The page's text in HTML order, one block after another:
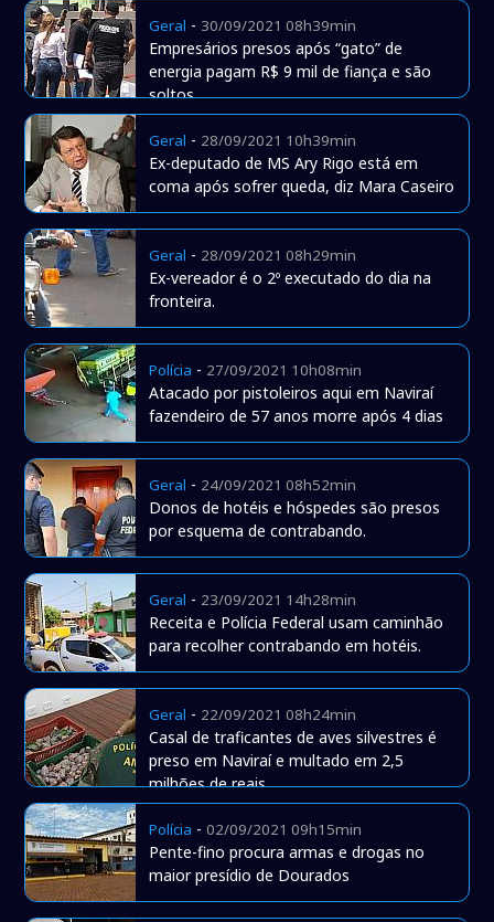
Geral - 30/09/2021 08h39min
Empresários presos após “gato” de
energia pagam R$ 9 mil de fiança e são
soltos.
Geral - 28/09/2021 10h39min
Ex-deputado de MS Ary Rigo está em
coma após sofrer queda, diz Mara Caseiro
Geral - 28/09/2021 08h29min
Ex-vereador é o 2º executado do dia na
fronteira.
Polícia - 27/09/2021 10h08min
Atacado por pistoleiros aqui em Naviraí
fazendeiro de 57 anos morre após 4 dias
Geral - 24/09/2021 08h52min
Donos de hotéis e hóspedes são presos
por esquema de contrabando.
Geral - 23/09/2021 14h28min
Receita e Polícia Federal usam caminhão
para recolher contrabando em hotéis.
Geral - 22/09/2021 08h24min
Casal de traficantes de aves silvestres é
preso em Naviraí e multado em 2,5
milhões de reais.
Polícia -02/09/2021 09h15min
Pente-fino procura armas e drogas no
maior presídio de Dourados